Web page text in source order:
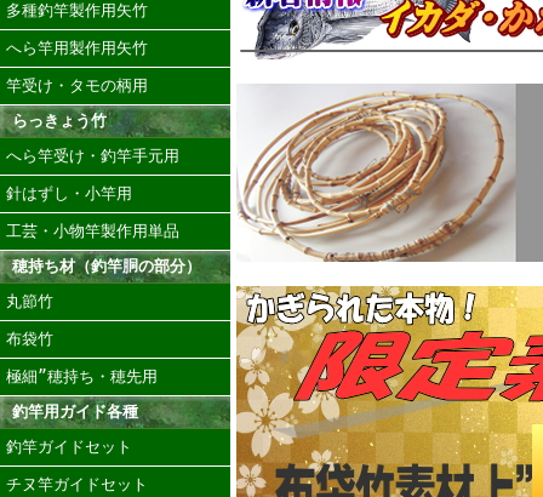
多種釣竿製作用矢竹
へら竿用製作用矢竹
竿受け・タモの柄用
らっきょう竹
へら竿受け・釣竿手元用
針はずし・小竿用
工芸・小物竿製作用単品
穂持ち材（釣竿胴の部分）
丸節竹
布袋竹
極細”穂持ち・穂先用
釣竿用ガイド各種
釣竿ガイドセット
チヌ竿ガイドセット